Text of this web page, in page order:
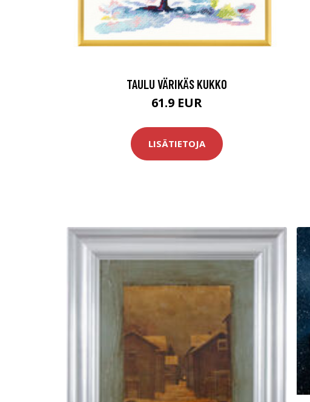
TAULU VÄRIKÄS KUKKO
61.9 EUR
LISÄTIETOJA